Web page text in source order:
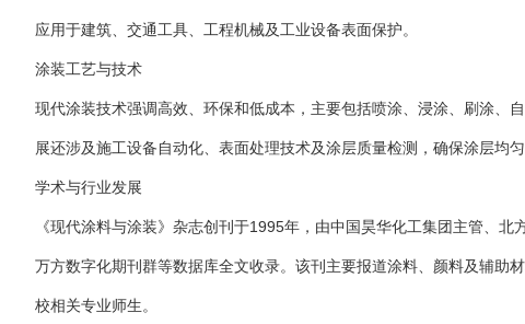
应用于建筑、交通工具、工程机械及工业设备表面保护。
涂装工艺与技术
现代涂装技术强调高效、环保和低成本，主要包括喷涂、浸涂、刷涂、
展还涉及施工设备自动化、表面处理技术及涂层质量检测，确保涂层均
学术与行业发展
《现代涂料与涂装》杂志创刊于1995年，由中国昊华化工集团主管、
万方数字化期刊群等数据库全文收录。该刊主要报道涂料、颜料及辅助
校相关专业师生。